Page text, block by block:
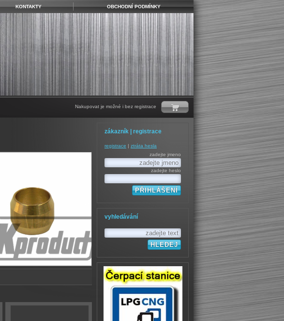
KONTAKTY OBCHODNÍ PODMÍNKY
Nakupovat je možné i bez registrace
zákazník | registrace
registrace
ztráta hesla
zadejte jmeno
zadejte heslo
vyhledávání